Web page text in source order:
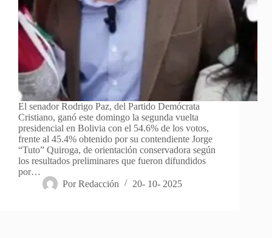
El senador Rodrigo Paz, del Partido Demócrata
Cristiano, ganó este domingo la segunda vuelta
presidencial en Bolivia con el 54.6% de los votos,
frente al 45.4% obtenido por su contendiente Jorge
“Tuto” Quiroga, de orientación conservadora según
los resultados preliminares que fueron difundidos
por…
Por Redacción 20- 10- 2025